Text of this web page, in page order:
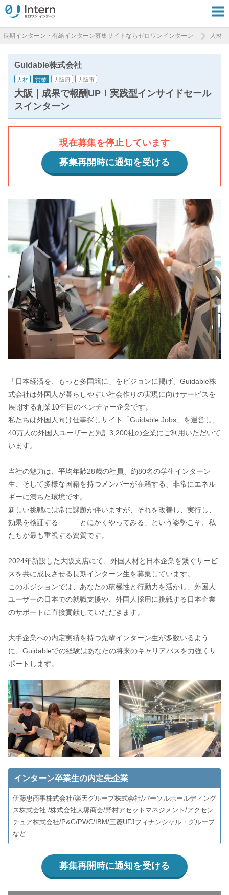
長期インターン・有給インターン募集サイトならゼロワンインターン 人材
Guidable株式会社
人材 営業 大阪府 大阪市
大阪｜成果で報酬UP！実践型インサイドセール
スインターン
現在募集を停止しています
募集再開時に通知を受ける
「日本経済を、もっと多国籍に」をビジョンに掲げ、Guidable株
式会社は外国人が暮らしやすい社会作りの実現に向けサービスを
展開する創業10年目のベンチャー企業です。
私たちは外国人向け仕事探しサイト「Guidable Jobs」を運営し、
40万人の外国人ユーザーと累計3,200社の企業にご利用いただいて
います。
当社の魅力は、平均年齢28歳の社員、約80名の学生インターン
生、そして多様な国籍を持つメンバーが在籍する、非常にエネル
ギーに満ちた環境です。
新しい挑戦には常に課題が伴いますが、それを改善し、実行し、
効果を検証する——「とにかくやってみる」という姿勢こそ、私
たちが最も重視する資質です。
2024年新設した大阪支店にて、外国人材と日本企業を繋ぐサービ
スを共に成長させる長期インターン生を募集しています。
このポジションでは、あなたの積極性と行動力を活かし、外国人
ユーザーの日本での就職支援や、外国人採用に挑戦する日本企業
のサポートに直接貢献していただきます。
大手企業への内定実績を持つ先輩インターン生が多数いるよう
に、Guidableでの経験はあなたの将来のキャリアパスを力強くサ
ポートします。
インターン卒業生の内定先企業
伊藤忠商事株式会社/楽天グループ株式会社/パーソルホールディング
ス株式会社 /株式会社大塚商会/野村アセットマネジメント/アクセン
チュア株式会社/P&G/PWC/IBM/三菱UFJフィナンシャル・グループ
など
募集再開時に通知を受ける